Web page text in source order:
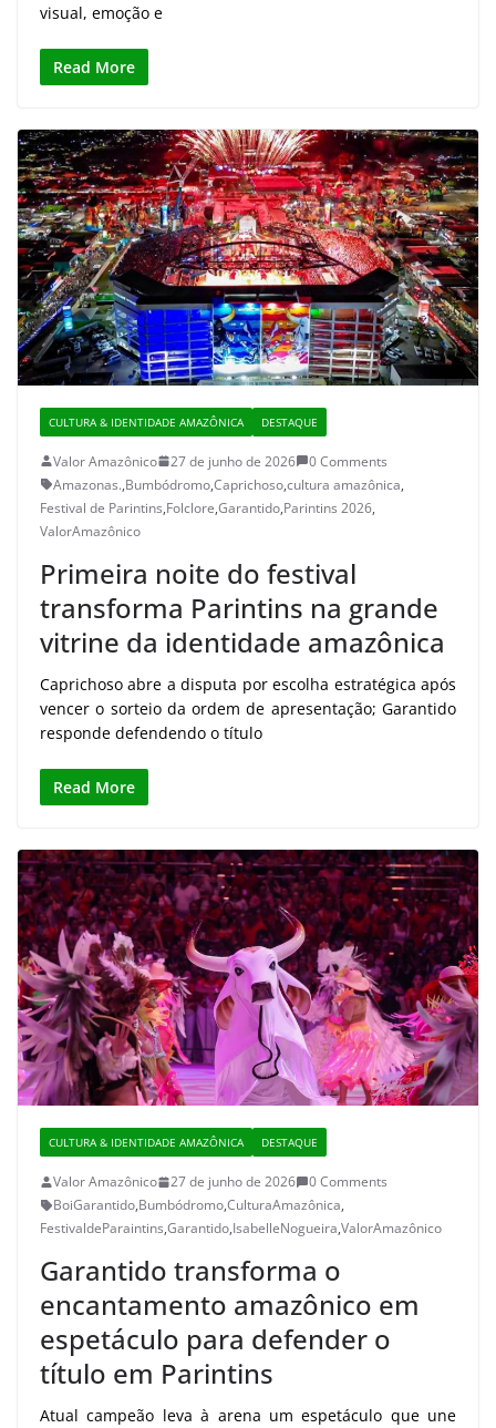
visual, emoção e
Read More
CULTURA & IDENTIDADE AMAZÔNICA DESTAQUE
Valor Amazônico 27 de junho de 2026
0 Comments
Amazonas.,Bumbódromo,Caprichoso,cultura amazônica,
Festival de Parintins,Folclore,Garantido,Parintins 2026,
ValorAmazônico
Primeira noite do festival
transforma Parintins na grande
vitrine da identidade amazônica
Caprichoso abre a disputa por escolha estratégica após
vencer o sorteio da ordem de apresentação; Garantido
responde defendendo o título
Read More
CULTURA & IDENTIDADE AMAZÔNICA DESTAQUE
Valor Amazônico 27 de junho de 2026
0 Comments
BoiGarantido,Bumbódromo,CulturaAmazônica,
FestivaldeParaintins,Garantido,IsabelleNogueira,ValorAmazônico
Garantido transforma o
encantamento amazônico em
espetáculo para defender o
título em Parintins
Atual campeão leva à arena um espetáculo que une